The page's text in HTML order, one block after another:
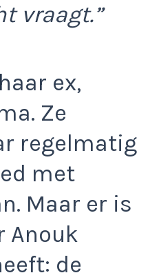
vraagt.”
ex,
Ze
regelmatig
met
Maar er is
Anouk
de